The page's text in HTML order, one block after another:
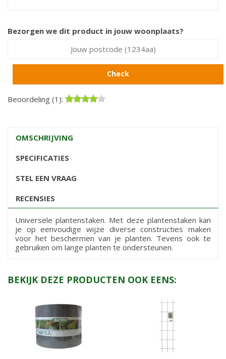
Bezorgen we dit product in jouw woonplaats?
Check
Beoordeling (1):
OMSCHRIJVING
SPECIFICATIES
STEL EEN VRAAG
RECENSIES
Universele plantenstaken. Met deze plantenstaken kan
je op eenvoudige wijze diverse constructies maken
voor het beschermen van je planten. Tevens ook te
gebruiken om lange planten te ondersteunen.
BEKIJK DEZE PRODUCTEN OOK EENS: